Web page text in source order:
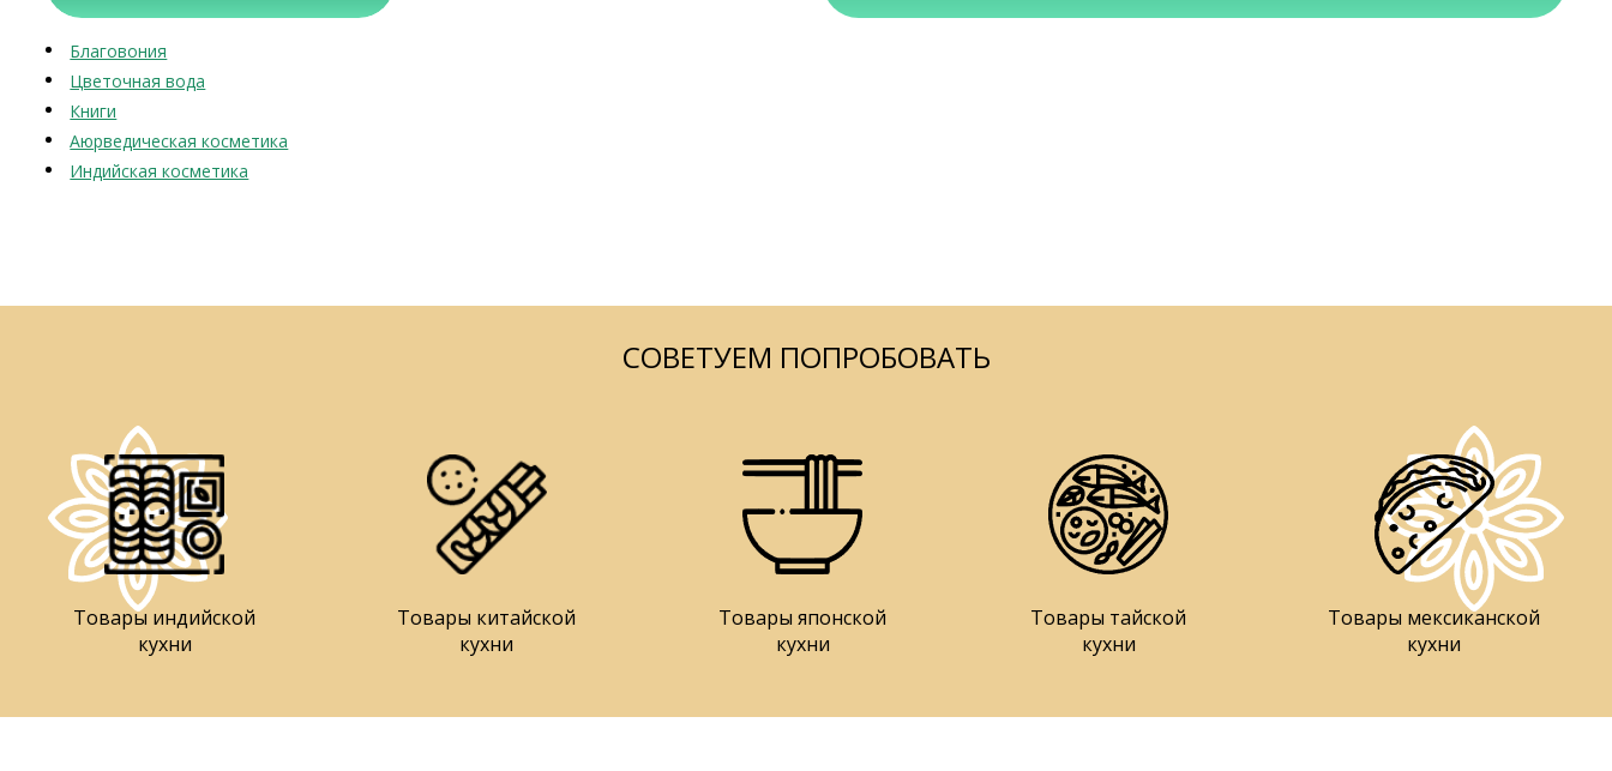
Благовония
Цветочная вода
Книги
Аюрведическая косметика
Индийская косметика
СОВЕТУЕМ ПОПРОБОВАТЬ
Товары индийской
кухни
Товары китайской
кухни
Товары японской
кухни
Товары тайской
кухни
Товары мексиканской
кухни